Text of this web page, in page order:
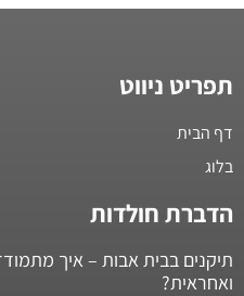
תפריט ניווט
דף הבית
בלוג
הדברת חולדות
תיקנים בבית אבות – איך
ואחראית?